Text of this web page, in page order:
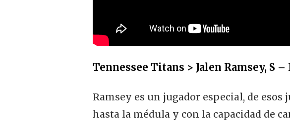
Tennessee Titans > Jalen Ramsey, S
Ramsey es un jugador especial, de
hasta la médula y con la capacidad de